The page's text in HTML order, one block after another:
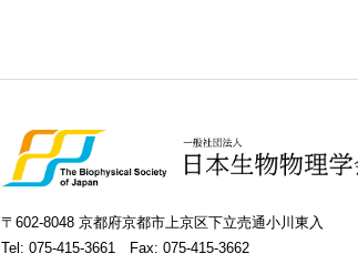
〒602-8048 京都府京都市上京区下立売通小川東入
Tel: 075-415-3661 Fax: 075-415-3662